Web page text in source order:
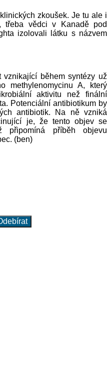
zkoušek. Je tu ale i
třeba vědci v Kanadě pod
izolovali látku s názvem
vznikající během syntézy už
methylenomycinu A, který
aktivitu než finální
Potenciální antibiotikum by
antibiotik. Na ně vzniká
je, že tento objev se
připomíná příběh objevu
(ben)